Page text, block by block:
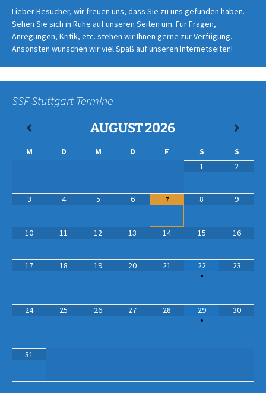
Lieber Besucher, wir freuen uns, dass Sie zu uns gefunden haben.
Sehen Sie sich in Ruhe auf unseren Seiten um. Für Fragen,
Anregungen, Kritik, etc. stehen wir Ihnen gerne zur Verfügung.
Ansonsten wünschen wir viel Spaß auf unseren Internetseiten!
SSF Stuttgart Termine
AUGUST2026
M D M D F S
S
1
2
3 4 5 6 7 8 9
10 11 12 13 14 15 16
17 18 19 20 21
22
•
23
24 25 26 27 28
29
•
30
31